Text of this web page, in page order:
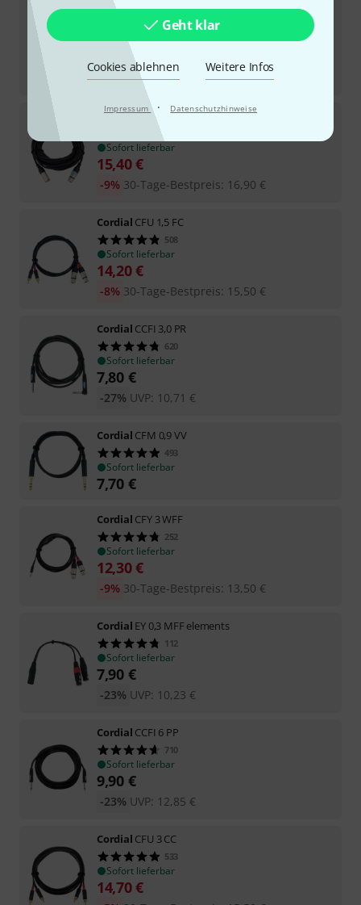
Geht klar
Cookies ablehnen Weitere Infos
Impressum · Datenschutzhinweise
CordialCFY 0.3 VKK
628
Sofort lieferbar
12,10
UVP:15,11
-20%
CordialCCM 10 FM
Sofort lieferbar
15,40€
30-Tage-Bestpreis: 16,90 €
-9%
Cordial CFU 1,5 FC
508
Sofort lieferbar
14,20€
30-Tage-Bestpreis: 15,50 €
-8%
Cordial CCFI 3,0 PR
620
Sofort lieferbar
7,80 €
UVP: 10,71 €
-27%
Cordial CFM 0,9 VV
493
Sofort lieferbar
7,70 €
Cordial CFY 3 WFF
252
Sofort lieferbar
12,30€
30-Tage-Bestpreis: 13,50 €
-9%
Cordial EY 0,3 MFF elements
112
Sofort lieferbar
7,90 €
UVP: 10,23 €
-23%
Cordial CCFI 6 PP
710
Sofort lieferbar
9,90 €
UVP: 12,85 €
-23%
Cordial CFU 3 CC
533
Sofort lieferbar
14,70€